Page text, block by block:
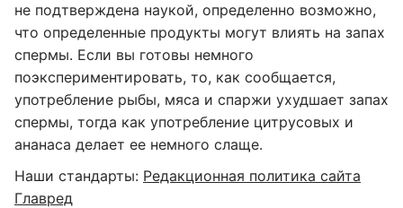
не подтверждена наукой, определенно возможно,
что определенные продукты могут влиять на запах
спермы. Если вы готовы немного
поэкспериментировать, то, как сообщается,
употребление рыбы, мяса и спаржи ухудшает запах
спермы, тогда как употребление цитрусовых и
ананаса делает ее немного слаще.
Наши стандарты: Редакционная политика сайта
Главред